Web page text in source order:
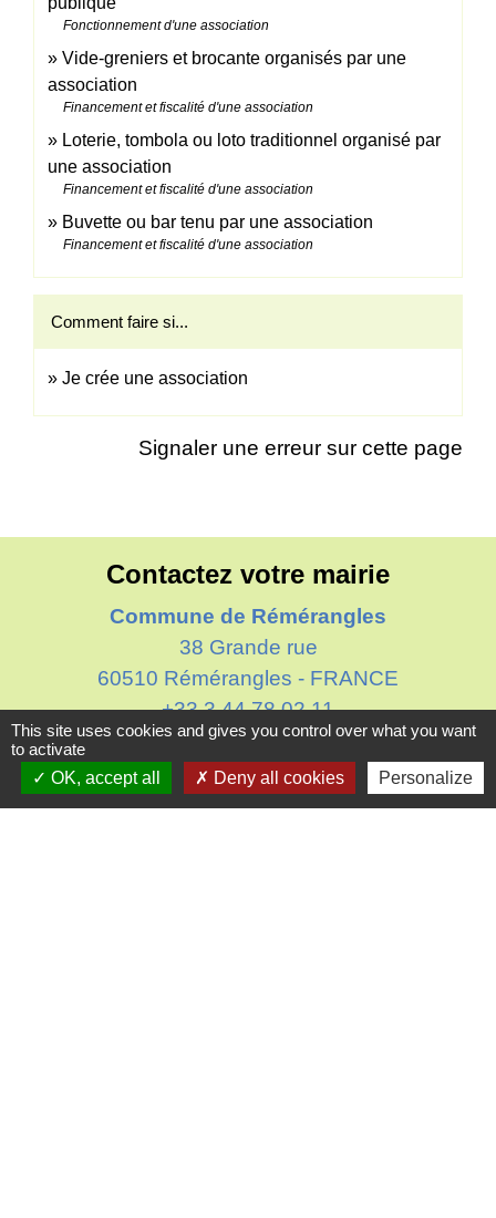
Fonctionnement d'une association
Vide-greniers et brocante organisés par une
association
Financement et fiscalité d'une association
Loterie, tombola ou loto traditionnel organisé par
une association
Financement et fiscalité d'une association
Buvette ou bar tenu par une association
Financement et fiscalité d'une association
Comment faire si...
Je crée une association
Signaler une erreur sur cette page
Contactez votre mairie
Commune de Rémérangles
38 Grande rue
60510 Rémérangles - FRANCE
+33 3 44 78 02 11
Contact par formulaire
Horaires d'ouverture au public
This site uses cookies and gives you control over what you want
to activate
OK, accept all
Deny all cookies Personalize